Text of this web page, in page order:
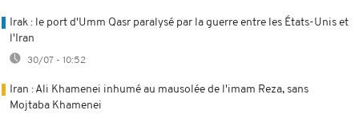
Irak : le port d'Umm Qasr paralysé par la guerre entre les États-Unis et
l'Iran
30/07 - 10:52
Iran : Ali Khamenei inhumé au mausolée de l'imam Reza, sans
Mojtaba Khamenei